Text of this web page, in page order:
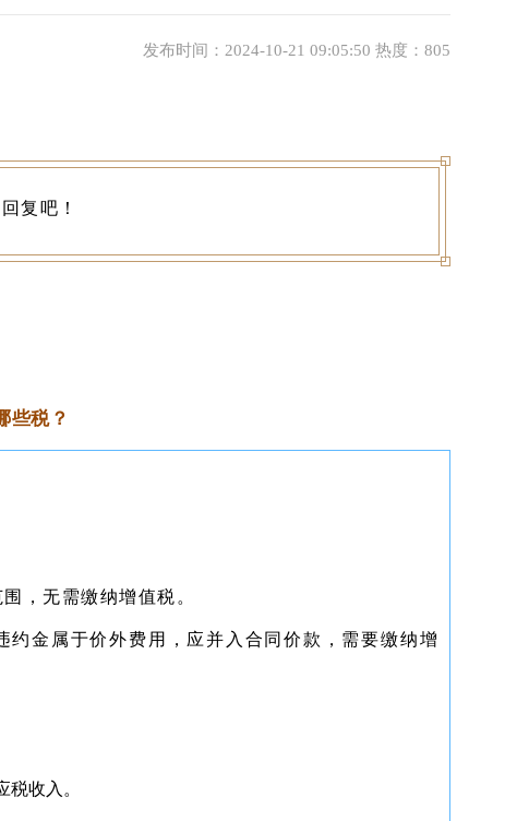
发布时间：2024-10-21 09:05:50 热度：805
复吧！
些税？
，无需缴纳增值税。
约金属于价外费用，应并入合同价款，需要缴纳增
收入。